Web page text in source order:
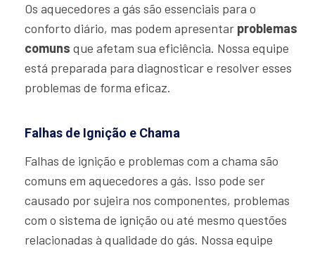
Os aquecedores a gás são essenciais para o
conforto diário, mas podem apresentar problemas
comuns que afetam sua eficiência. Nossa equipe
está preparada para diagnosticar e resolver esses
problemas de forma eficaz.
Falhas de Ignição e Chama
Falhas de ignição e problemas com a chama são
comuns em aquecedores a gás. Isso pode ser
causado por sujeira nos componentes, problemas
com o sistema de ignição ou até mesmo questões
relacionadas à qualidade do gás. Nossa equipe